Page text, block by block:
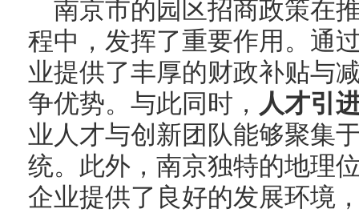
南京市的园区招商政策在
程中，发挥了重要作用。通
业提供了丰厚的财政补贴与
争优势。与此同时， 人才引
业人才与创新团队能够聚集
统。此外，南京独特的地理
企业提供了良好的发展环境